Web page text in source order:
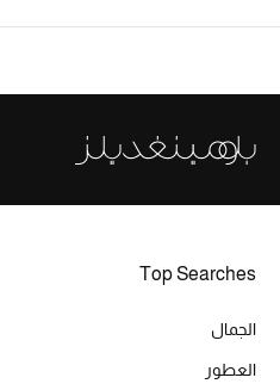
ركن أناقة المنتجعات
حصريًا عبر الإنترنت
جميع إصدارتنا النسائية
Top Searches
الجمال
العطور